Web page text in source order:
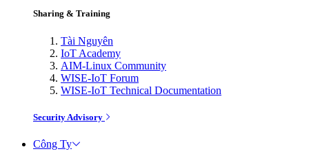
Sharing & Training
Tài Nguyên
IoT Academy
AIM-Linux Community
WISE-IoT Forum
WISE-IoT Technical Documentation
Security Advisory
Công Ty